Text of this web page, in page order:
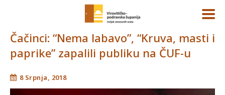
Čačinci: “Nema labavo”, “Kruva, masti i
paprike” zapalili publiku na ČUF-u
8 Srpnja, 2018